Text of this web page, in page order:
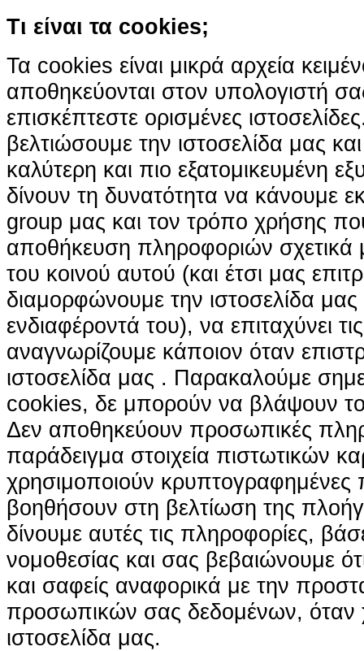
Τι είναι τα cookies;
Τα cookies είναι μικρά αρχεία
αποθηκεύονται στον υπολογιστή
επισκέπτεστε ορισμένες
βελτιώσουμε την ιστοσελίδα μας
καλύτερη και πιο εξατομικευμένη
δίνουν τη δυνατότητα να κάνουμε
group μας και τον τρόπο χρήσης
αποθήκευση πληροφοριών σχετικά
του κοινού αυτού (και έτσι μας
διαμορφώνουμε την ιστοσελίδα
ενδιαφέροντά του), να επιταχύνει
αναγνωρίζουμε κάποιον όταν
ιστοσελίδα μας . Παρακαλούμε
cookies, δε μπορούν να βλάψουν
Δεν αποθηκεύουν προσωπικές
παράδειγμα στοιχεία πιστωτικών
χρησιμοποιούν κρυπτογραφημένες
βοηθήσουν στη βελτίωση της
δίνουμε αυτές τις πληροφορίες,
νομοθεσίας και σας βεβαιώνουμε ότι
και σαφείς αναφορικά με την
προσωπικών σας δεδομένων, όταν
ιστοσελίδα μας.